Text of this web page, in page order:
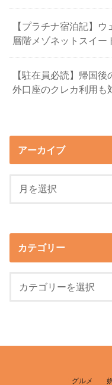
【プラチナ宿泊記】
層階メゾネットスイー
【駐在員必読】帰国
外口座のクレカ利用も
アーカイブ
カテゴリー
グルメ